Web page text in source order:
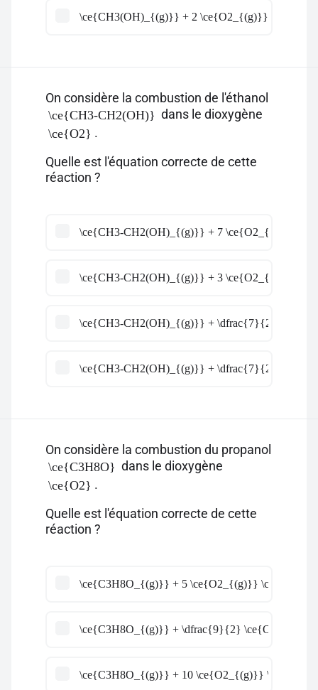
\ce{CH3(OH)_{(g)}} + 2 \ce{O2_{(g)}} \ce{->}
On considère la combustion de l'éthanol
\ce{CH3-CH2(OH)} dans le dioxygène
\ce{O2} .
Quelle est l'équation correcte de cette
réaction ?
\ce{CH3-CH2(OH)_{(g)}} + 7 \ce{O2_{(g)}}
\ce{CH3-CH2(OH)_{(g)}} + 3 \ce{O2_{(g)}}
\ce{CH3-CH2(OH)_{(g)}} + \dfrac{7}{2}
\ce{CH3-CH2(OH)_{(g)}} + \dfrac{7}{2}
On considère la combustion du propanol
\ce{C3H8O} dans le dioxygène
\ce{O2} .
Quelle est l'équation correcte de cette
réaction ?
\ce{C3H8O_{(g)}} + 5 \ce{O2_{(g)}} \ce{->} 4
\ce{C3H8O_{(g)}} + \dfrac{9}{2} \ce{O2_{(g)}}
\ce{C3H8O_{(g)}} + 10 \ce{O2_{(g)}} \ce{->} 3